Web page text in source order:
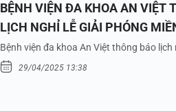
BỆNH VIỆN ĐA KHOA AN VIỆT
LỊCH NGHỈ LỄ GIẢI PHÓNG
VÀ QUỐC TẾ LAO ĐỘNG 1/5/
Bệnh viện đa khoa An Việt thông báo
29/04/2025 13:38